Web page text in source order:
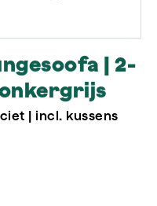
| 2-
| incl. kussens